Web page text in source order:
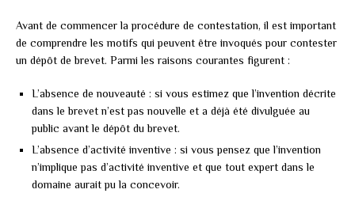
Avant de commencer la procédure de contestation, il est important
de comprendre les motifs qui peuvent être invoqués pour contester
un dépôt de brevet. Parmi les raisons courantes figurent :
L’absence de nouveauté : si vous estimez que l’invention décrite
dans le brevet n’est pas nouvelle et a déjà été divulguée au
public avant le dépôt du brevet.
L’absence d’activité inventive : si vous pensez que l’invention
n’implique pas d’activité inventive et que tout expert dans le
domaine aurait pu la concevoir.